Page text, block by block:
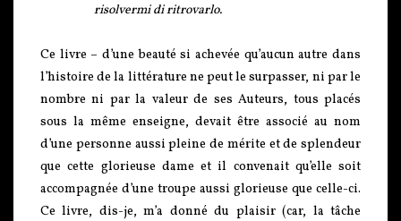
risolvermi di ritrovarlo.
Ce livre – d’une beauté si achevée qu’aucun autre dans
l’histoire de la littérature ne peut le surpasser, ni par le
nombre ni par la valeur de ses Auteurs, tous placés
sous la même enseigne, devait être associé au nom
d’une personne aussi pleine de mérite et de splendeur
que cette glorieuse dame et il convenait qu’elle soit
accompagnée d’une troupe aussi glorieuse que celle-ci.
Ce livre, dis-je, m’a donné du plaisir (car, la tâche